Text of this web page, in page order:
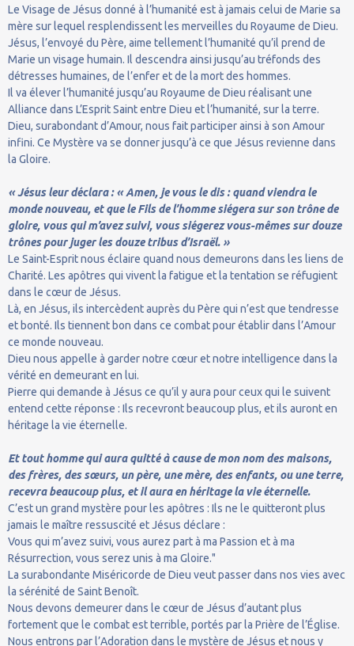
Le Visage de Jésus donné à l’humanité est à jamais celui de Marie sa
mère sur lequel resplendissent les merveilles du Royaume de Dieu.
Jésus, l’envoyé du Père, aime tellement l’humanité qu’il prend de
Marie un visage humain. Il descendra ainsi jusqu’au tréfonds des
détresses humaines, de l’enfer et de la mort des hommes.
Il va élever l’humanité jusqu’au Royaume de Dieu réalisant une
Alliance dans L’Esprit Saint entre Dieu et l’humanité, sur la terre.
Dieu, surabondant d’Amour, nous fait participer ainsi à son Amour
infini. Ce Mystère va se donner jusqu’à ce que Jésus revienne dans
la Gloire.
« Jésus leur déclara : « Amen, je vous le dis : quand viendra le
monde nouveau, et que le Fils de l’homme siégera sur son trône de
gloire, vous qui m’avez suivi, vous siégerez vous-mêmes sur douze
trônes pour juger les douze tribus d’Israël. »
Le Saint-Esprit nous éclaire quand nous demeurons dans les liens de
Charité. Les apôtres qui vivent la fatigue et la tentation se réfugient
dans le cœur de Jésus.
Là, en Jésus, ils intercèdent auprès du Père qui n’est que tendresse
et bonté. Ils tiennent bon dans ce combat pour établir dans l’Amour
ce monde nouveau.
Dieu nous appelle à garder notre cœur et notre intelligence dans la
vérité en demeurant en lui.
Pierre qui demande à Jésus ce qu’il y aura pour ceux qui le suivent
entend cette réponse : Ils recevront beaucoup plus, et ils auront en
héritage la vie éternelle.
Et tout homme qui aura quitté à cause de mon nom des maisons,
des frères, des sœurs, un père, une mère, des enfants, ou une terre,
recevra beaucoup plus, et il aura en héritage la vie éternelle.
C’est un grand mystère pour les apôtres : Ils ne le quitteront plus
jamais le maître ressuscité et Jésus déclare :
Vous qui m’avez suivi, vous aurez part à ma Passion et à ma
Résurrection, vous serez unis à ma Gloire."
La surabondante Miséricorde de Dieu veut passer dans nos vies avec
la sérénité de Saint Benoît.
Nous devons demeurer dans le cœur de Jésus d’autant plus
fortement que le combat est terrible, portés par la Prière de l’Église.
Nous entrons par l’Adoration dans le mystère de Jésus et nous y